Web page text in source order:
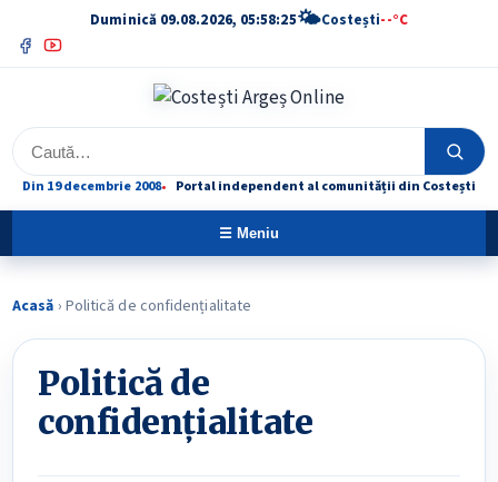
Duminică 09.08.2026, 05:58:26🌤Costești--°C
Facebook
YouTube
Caută
Caută
Din 19 decembrie 2008 Portal independent al comunității din Costești
☰ Meniu
Acasă › Politică de confidențialitate
Politică de
confidențialitate